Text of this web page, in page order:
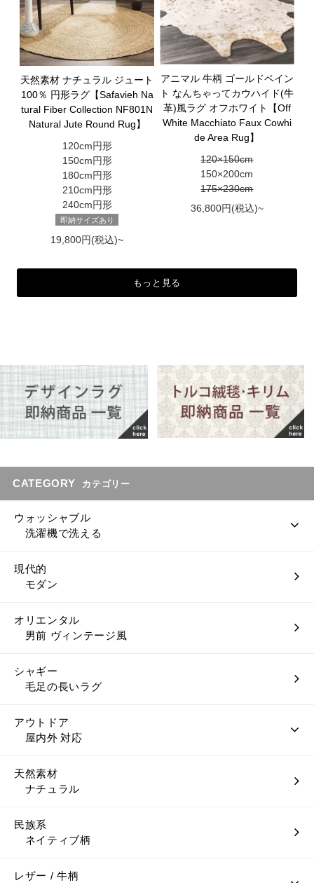
天然素材 ナチュラル ジュート
100％ 円形ラグ【Safavieh Na
tural Fiber Collection NF801N
Natural Jute Round Rug】
120cm円形
150cm円形
180cm円形
210cm円形
240cm円形
即納サイズあり
19,800円(税込)~
アニマル 牛柄 ゴールドペイン
ト なんちゃってカウハイド(牛
革)風ラグ オフホワイト【Off
White Macchiato Faux Cowhi
de Area Rug】
120×150cm
150×200cm
175×230cm
36,800円(税込)~
もっと見る
CATEGORY カテゴリー
ウォッシャブル
洗濯機で洗える
現代的
モダン
オリエンタル
男前 ヴィンテージ風
シャギー
毛足の長いラグ
アウトドア
屋内外 対応
天然素材
ナチュラル
民族系
ネイティブ柄
レザー / 牛柄